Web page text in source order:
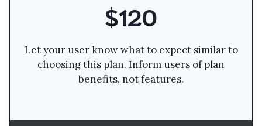
$120
Let your user know what to expect similar to
choosing this plan. Inform users of plan
benefits, not features.